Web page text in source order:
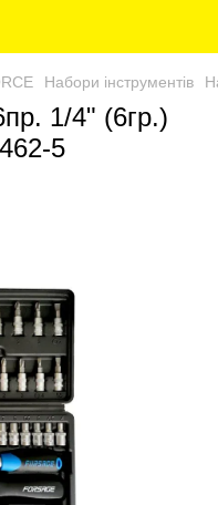
Набори інструментів
1/4" (6гр.)
5